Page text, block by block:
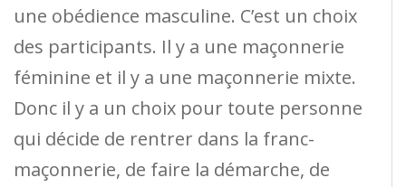
une obédience masculine. C’est un choix
des participants. Il y a une maçonnerie
féminine et il y a une maçonnerie mixte.
Donc il y a un choix pour toute personne
qui décide de rentrer dans la franc-
maçonnerie, de faire la démarche, de